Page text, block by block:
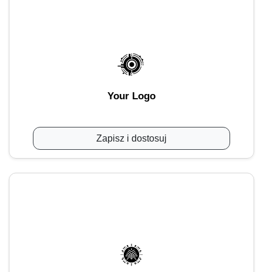
Your Logo
Zapisz i dostosuj